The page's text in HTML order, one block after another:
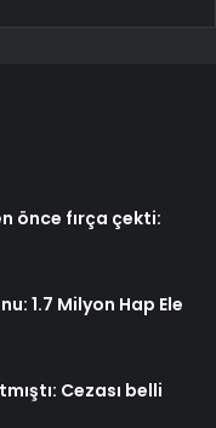
önce fırça çekti:
1.7 Milyon Hap Ele
Cezası belli